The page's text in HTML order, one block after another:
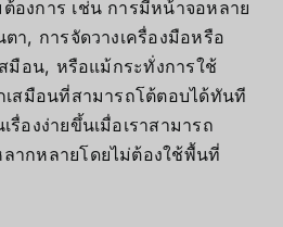
องการ เช่น การมีหน้าจอหลาย
า, การจัดวางเครื่องมือหรือ
มือน, หรือแม้กระทั่งการใช้
เสมือนที่สามารถโต้ตอบได้ทันที
รื่องง่ายขึ้นเมื่อเราสามารถ
ากหลายโดยไม่ต้องใช้พื้นที่